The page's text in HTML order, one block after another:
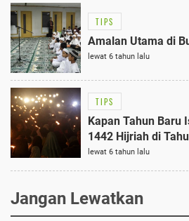
TIPS
Amalan Utama di
lewat 6 tahun lalu
TIPS
Kapan Tahun Baru
1442 Hijriah di
lewat 6 tahun lalu
Jangan Lewatkan